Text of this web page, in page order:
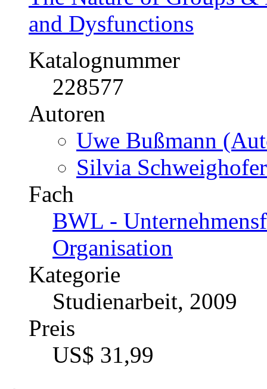
Katalognummer
220503
Autor
Christina Teuthorn
Fach
Politik -
Konflikte, Sicherheit
Kategorie
Diplomarbeit, 1999
Preis
US$ 44,99
Group Dynamics
The Nature of Groups